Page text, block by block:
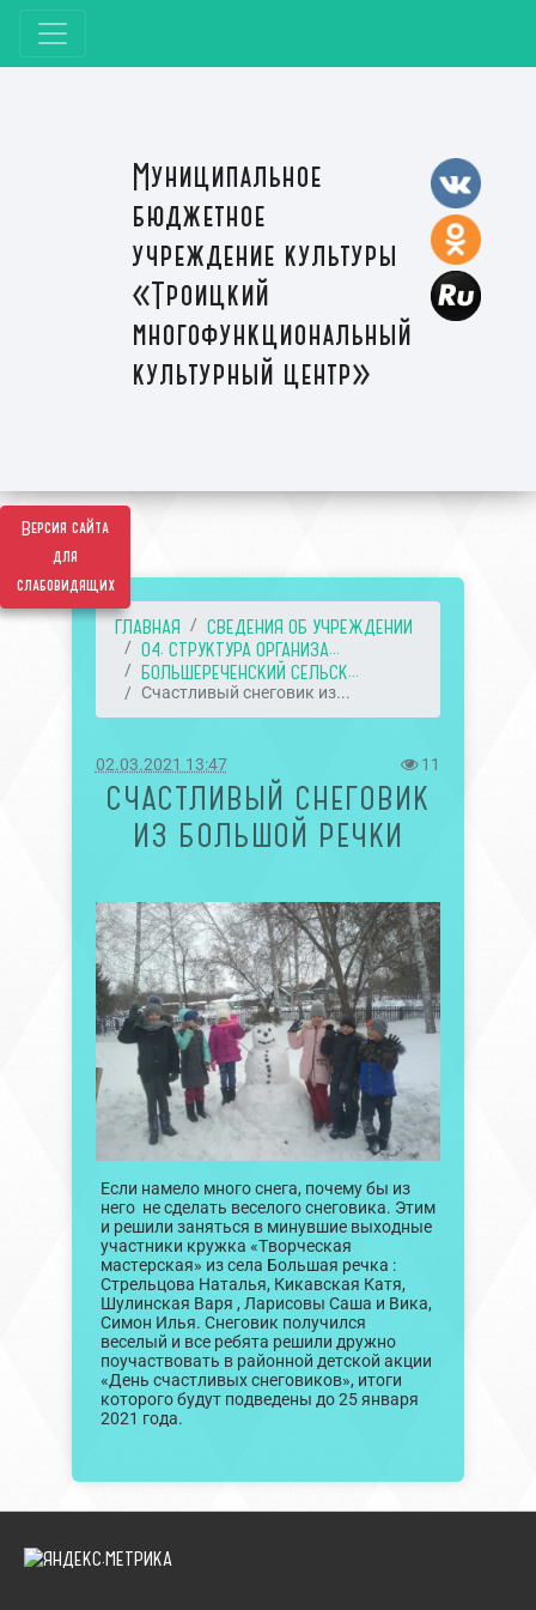
Версия сайта
для
слабовидящих
Муниципальное
бюджетное
учреждение культуры
«Троицкий
многофункциональный
культурный центр»
ГЛАВНАЯ
СВЕДЕНИЯ ОБ УЧРЕЖДЕНИИ
04. СТРУКТУРА ОРГАНИЗА...
БОЛЬШЕРЕЧЕНСКИЙ СЕЛЬСК...
Счастливый снеговик из...
02.03.2021 13:47 11
СЧАСТЛИВЫЙ СНЕГОВИК
ИЗ БОЛЬШОЙ РЕЧКИ
Если намело много снега, почему бы из
него не сделать веселого снеговика. Этим
и решили заняться в минувшие выходные
участники кружка «Творческая
мастерская» из села Большая речка :
Стрельцова Наталья, Кикавская Катя,
Шулинская Варя , Ларисовы Саша и Вика,
Симон Илья. Снеговик получился
веселый и все ребята решили дружно
поучаствовать в районной детской акции
«День счастливых снеговиков», итоги
которого будут подведены до 25 января
2021 года.